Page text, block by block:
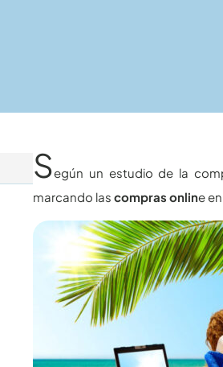
Según un estudio de la
marcando lascompras online